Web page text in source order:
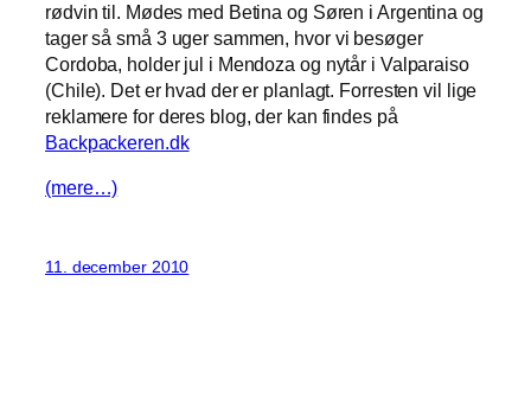
rødvin til. Mødes med Betina og Søren i Argentina og
tager så små 3 uger sammen, hvor vi besøger
Cordoba, holder jul i Mendoza og nytår i Valparaiso
(Chile). Det er hvad der er planlagt. Forresten vil lige
reklamere for deres blog, der kan findes på
Backpackeren.dk
(mere…)
11. december 2010